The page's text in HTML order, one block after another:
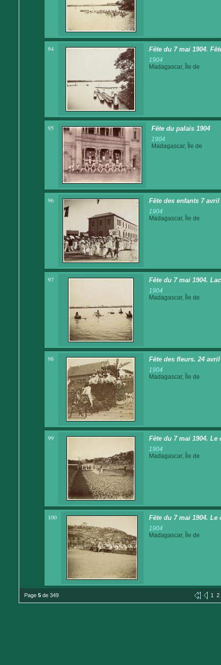
94 Fête du 7 mai 1904.
1904
Madagascar, Île de
95 Fête du palais 1904
1904
Madagascar, Île de
96 Fête des enfants 7
1904
Madagascar, Île de
97 Fête du 7 mai 1904.
1904
Madagascar, Île de
98 Fête des fleurs. 24 avril
1904
Madagascar, Île de
99 Fête du 7 mai 1904. Le
1904
Madagascar, Île de
100 Fête du 7 mai 1904. Le
1904
Madagascar, Île de
Page 5 de 349 1 2